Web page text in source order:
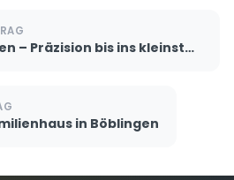
Pflasterarbeiten – Präzision bis ins kleinste Detail
in Böblingen